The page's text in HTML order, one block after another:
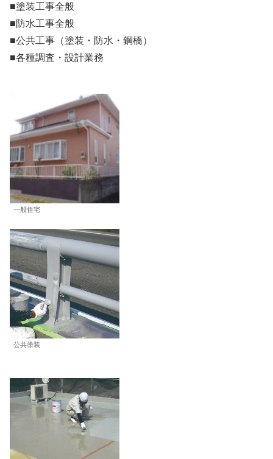
■塗装工事全般
■防水工事全般
■公共工事（塗装・防水・鋼橋）
■各種調査・設計業務
一般住宅
公共塗装